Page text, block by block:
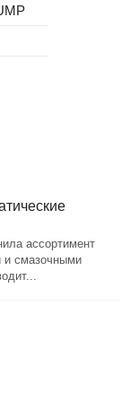
ассортимент
и смазочными